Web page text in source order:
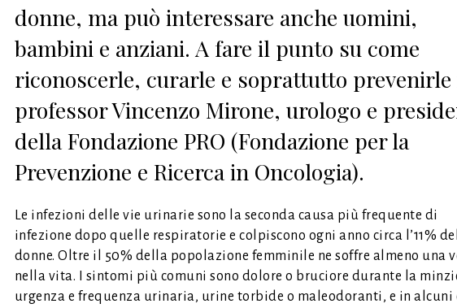
donne, ma può interessare anche uomini,
bambini e anziani. A fare il punto su come
riconoscerle, curarle e soprattutto prevenirle
professor Vincenzo Mirone, urologo e
della Fondazione PRO (Fondazione per la
Prevenzione e Ricerca in Oncologia).
Le infezioni delle vie urinarie sono la seconda causa più frequente di
infezione dopo quelle respiratorie e colpiscono ogni anno circa l’11%
donne. Oltre il 50% della popolazione femminile ne soffre almeno una
nella vita. I sintomi più comuni sono dolore o bruciore durante la
urgenza e frequenza urinaria, urine torbide o maleodoranti, e in alcuni